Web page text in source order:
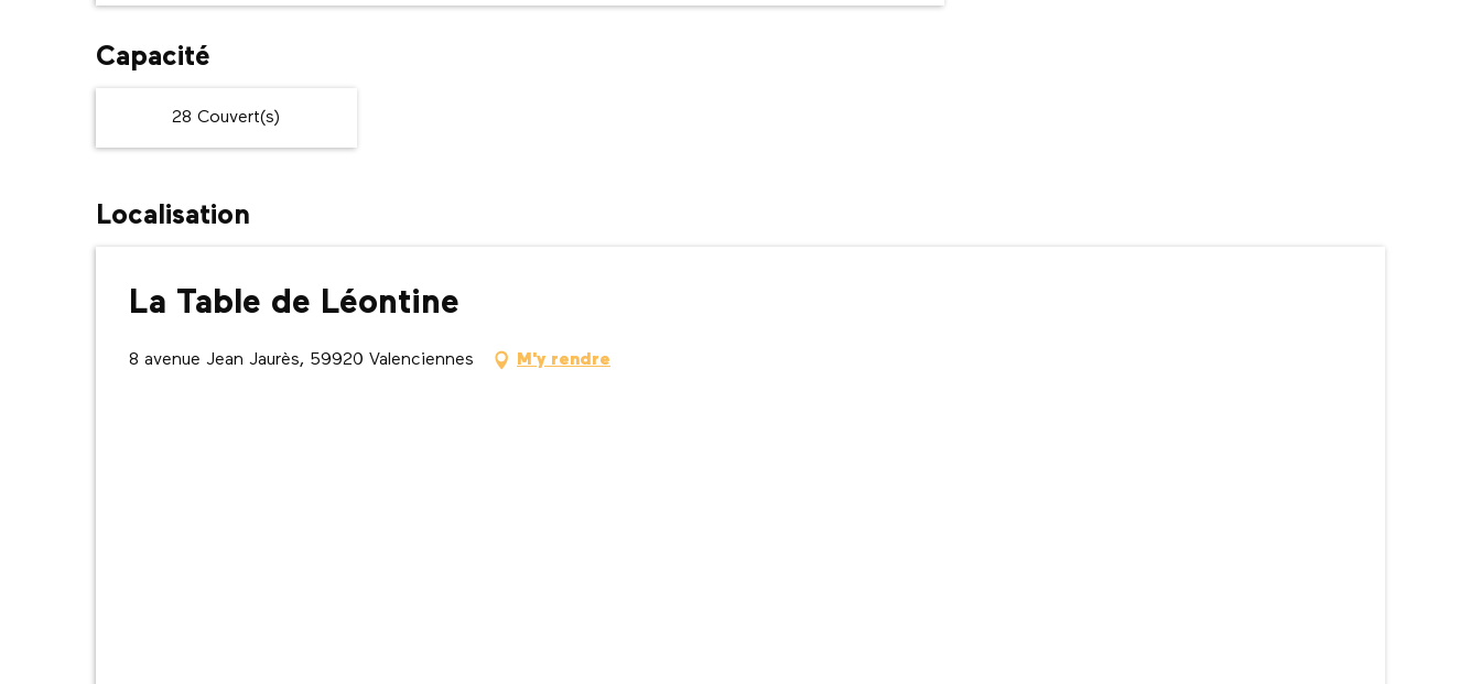
Capacité
28 Couvert(s)
Localisation
La Table de Léontine
8 avenue Jean Jaurès, 59920 Valenciennes M'y rendre